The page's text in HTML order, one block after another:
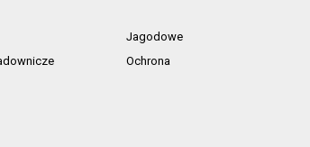
Jagodowe
Ochrona